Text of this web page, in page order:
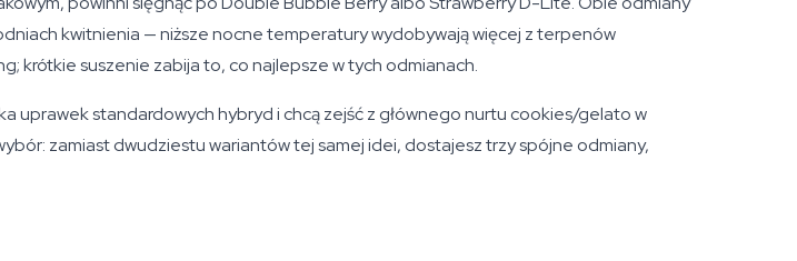
kwitnienia — niższe nocne temperatury wydobywają więcej z terpenów
krótkie suszenie zabija to, co najlepsze w tych odmianach.
uprawek standardowych hybryd i chcą zejść z głównego nurtu cookies/gelato w
zamiast dwudziestu wariantów tej samej idei, dostajesz trzy spójne odmiany,